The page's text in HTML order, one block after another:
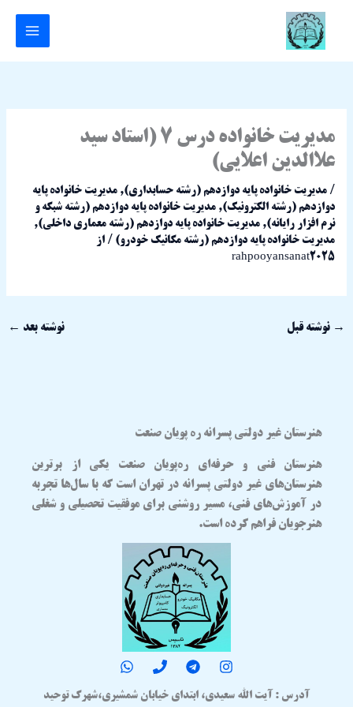
مدیریت خانواده درس 7 (استاد سید
علاالدین اعلایی)
/مدیریت خانواده پایه دوازدهم (رشته حسابداری),مدیریت خانواده پایه
دوازدهم (رشته الکترونیک),مدیریت خانواده پایه دوازدهم (رشته شبکه و
نرم افزار رایانه),مدیریت خانواده پایه دوازدهم (رشته معماری داخلی),
مدیریت خانواده پایه دوازدهم (رشته مکانیک خودرو) / از
rahpooyansanat2025
→ نوشته قبل نوشته بعد ←
هنرستان غیر دولتی پسرانه ره پویان صنعت
هنرستان فنی و حرفه‌ای ره‌پویان صنعت یکی از برترین
هنرستان‌های غیر دولتی پسرانه در تهران است که با سال‌ها تجربه
در آموزش‌های فنی، مسیر روشنی برای موفقیت تحصیلی و شغلی
هنرجویان فراهم کرده است.
آدرس : آیت الله سعیدی، ابتدای خیابان شمشیری،شهرک توحید